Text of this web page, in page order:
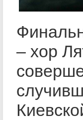
– хор